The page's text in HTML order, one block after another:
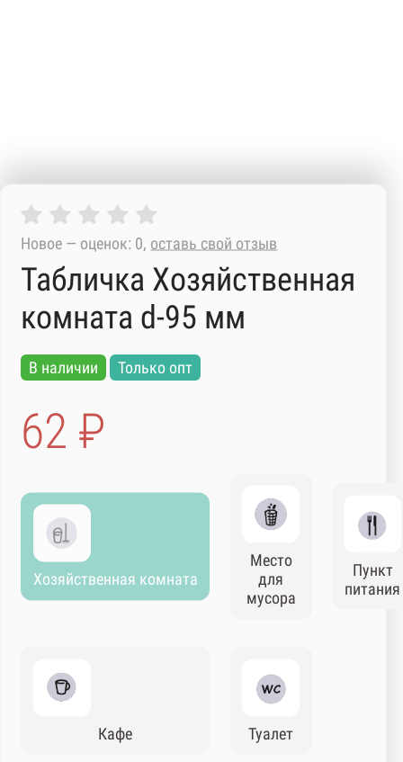
Новое — оценок: 0, оставь свой отзыв
Табличка Хозяйственная
комната d-95 мм
В наличии Только опт
62 ₽
Хозяйственная комната
Место
для
мусора
Пункт
питания
Кафе Туалет